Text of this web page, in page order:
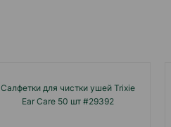
Салфетки для чистки ушей Trixie
Ear Care 50 шт #29392